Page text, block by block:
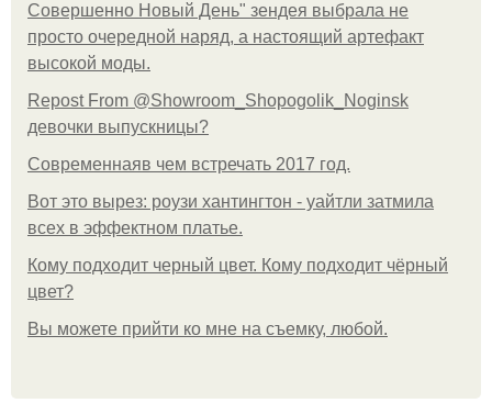
Совершенно Новый День" зендея выбрала не
просто очередной наряд, а настоящий артефакт
высокой моды.
Repost From @Showroom_Shopogolik_Noginsk
девочки выпускницы?
Современнаяв чем встречать 2017 год.
Вот это вырез: роузи хантингтон - уайтли затмила
всех в эффектном платьe.
Кому подходит черный цвет. Кому подходит чёрный
цвет?
Вы можете прийти ко мне на съемку, любой.